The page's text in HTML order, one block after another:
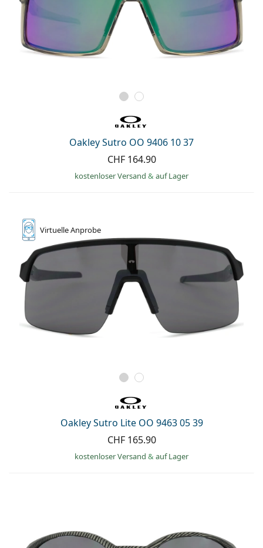
Oakley Sutro OO 9406 10 37
CHF 164.90
kostenloser Versand & auf Lager
VirtuelleAnprobe
Oakley Sutro Lite OO 9463 05 39
CHF 165.90
kostenloser Versand & auf Lager